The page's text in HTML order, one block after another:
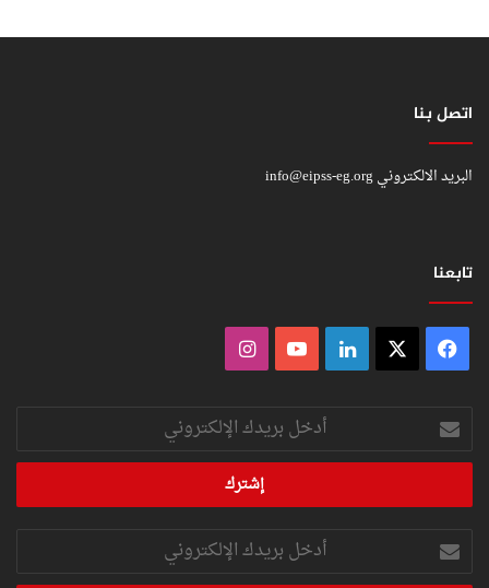
اتصل بنا
البريد الالكترونيinfo@eipss-eg.org
تابعنا
فيسبوك لينكدإن ‫YouTube
أدخل
بريدك
الإلكتروني
أدخل
بريدك